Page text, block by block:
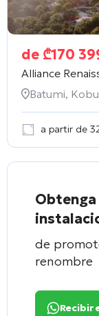
de ₾170
Alliance
Batumi,
a partir de
Obtenga
de
renombre
Recibir